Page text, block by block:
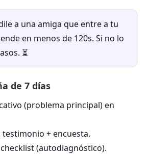
a una amiga que entre a tu
en menos de 120s. Si no lo
⏳
de 7 días
(problema principal) en
+ encuesta.
(autodiagnóstico).